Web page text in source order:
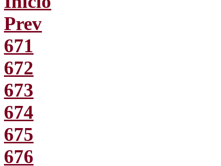
Prev
671
672
673
674
675
676